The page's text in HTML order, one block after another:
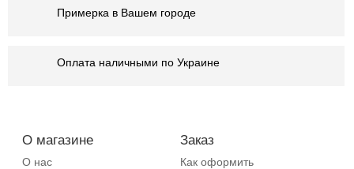
Примерка в Вашем городе
Оплата наличными по Украине
О магазине
О нас
Заказ
Как оформить